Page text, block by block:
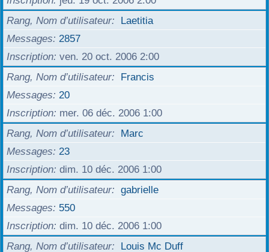
Rang, Nom d’utilisateur
Laetitia
Messages
2857
Inscription ven. 20 oct. 2006 2:00
Rang, Nom d’utilisateur
Francis
Messages
20
Inscription
mer. 06 déc. 2006 1:00
Rang, Nom d’utilisateur
Marc
Messages
23
Inscription dim. 10 déc. 2006 1:00
Rang, Nom d’utilisateur
gabrielle
Messages
550
Inscription dim. 10 déc. 2006 1:00
Rang, Nom d’utilisateur
Louis Mc Duff